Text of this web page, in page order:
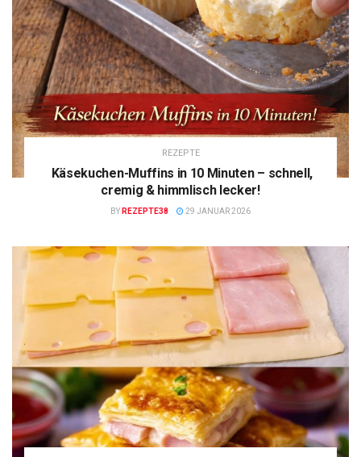
REZEPTE
Käsekuchen-Muffins in 10 Minuten – schnell,
cremig & himmlisch lecker!
BY REZEPTE38 29 JANUAR 2026